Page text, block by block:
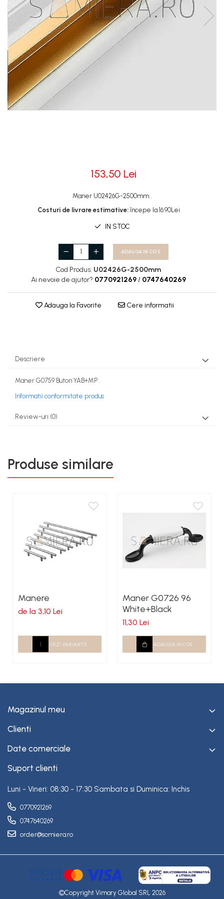
Rotile
Rotile Cauciucate
Rotile Necauciucate
Altele
153,50 Lei
Maner U02426G-2500mm .
Costuri de livrare estimative: începe la 16.90Lei
IN STOC
ADAUGA IN COS
Cod Produs: U02426G-2500mm
Ai nevoie de ajutor? 0770921269 / 0747640269
Adauga la Favorite Cere informatii
Descriere
Maner G0759 Buton YAB+MP .
Informatii conformitate produs
Review-uri (0)
Produse similare
Manere
de la 3,10 Lei
VEZI VARIANTE
Maner G0726 96
White+Black
11,30 Lei
ADAUGA IN COS
Magazinul meu
Clienti
Date comerciale
Suport clienti
Luni - Vineri: 08:30 - 17:30 Sambata si Duminica: Inchis
0770921269
0747640269
order@somiera.ro
©Copyright Vimary Global SRL 2026